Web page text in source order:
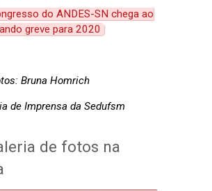
do ANDES-SN chega ao
greve para 2020
Bruna Homrich
de Imprensa da Sedufsm
de fotos na